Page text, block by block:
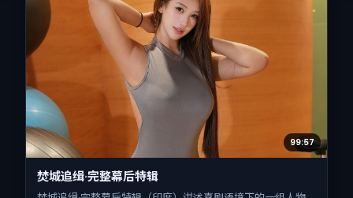
99:57
焚城追缉·完整幕后特辑